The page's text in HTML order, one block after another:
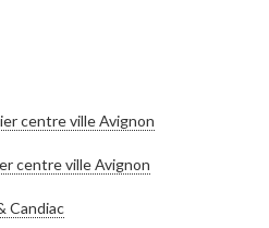
centre ville Avignon
centre ville Avignon
Candiac